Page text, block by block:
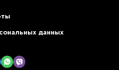
данных